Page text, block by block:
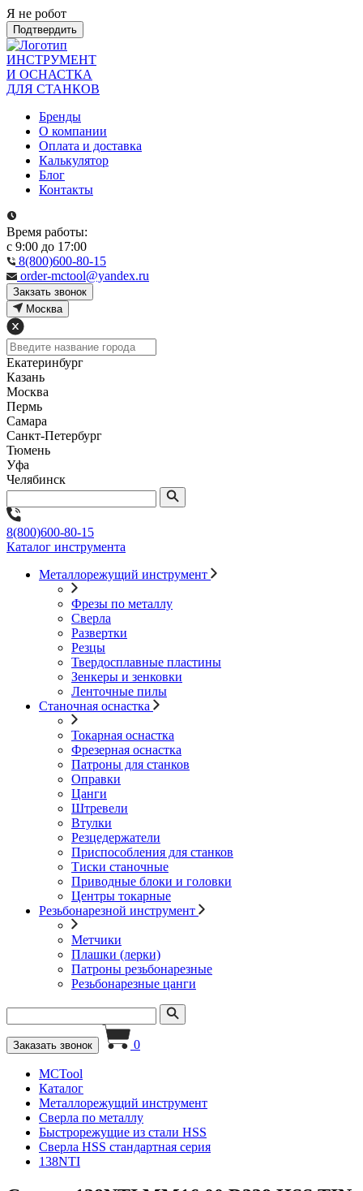
Я не робот
Подтвердить
ИНСТРУМЕНТ
И ОСНАСТКА
ДЛЯ СТАНКОВ
Бренды
О компании
Оплата и доставка
Калькулятор
Блог
Контакты
Время работы:
с 9:00 до 17:00
8(800)600-80-15
order-mctool@yandex.ru
Закзать звонок
Москва
Екатеринбург
Казань
Москва
Пермь
Самара
Санкт-Петербург
Тюмень
Уфа
Челябинск
8(800)600-80-15
Каталог инструмента
Металлорежущий инструмент
Фрезы по металлу
Сверла
Развертки
Резцы
Твердосплавные пластины
Зенкеры и зенковки
Ленточные пилы
Станочная оснастка
Токарная оснастка
Фрезерная оснастка
Патроны для станков
Оправки
Цанги
Штревели
Втулки
Резцедержатели
Приспособления для станков
Тиски станочные
Приводные блоки и головки
Центры токарные
Резьбонарезной инструмент
Метчики
Плашки (лерки)
Патроны резьбонарезные
Резьбонарезные цанги
Заказать звонок 0
MCTool
Каталог
Металлорежущий инструмент
Сверла по металлу
Быстрорежущие из стали HSS
Сверла HSS стандартная серия
138NTI